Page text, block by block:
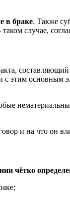
в браке. Также
случае,
с этим
и на что он
чётко